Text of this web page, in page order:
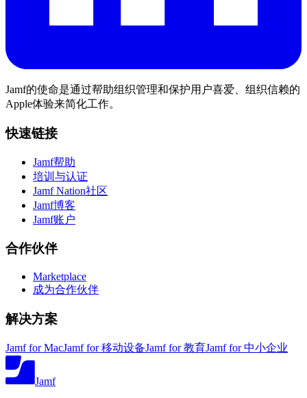
Jamf的使命是通过帮助组织管理和保护用户喜爱、组织信赖的
Apple体验来简化工作。
快速链接
Jamf帮助
培训与认证
Jamf Nation社区
Jamf博客
Jamf账户
合作伙伴
Marketplace
成为合作伙伴
解决方案
Jamf for MacJamf for 移动设备Jamf for 教育Jamf for 中小企业
Jamf